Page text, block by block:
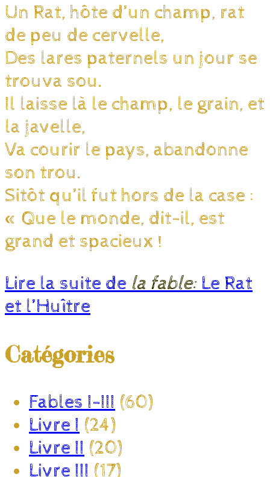
Un Rat, hôte d’un champ, rat
de peu de cervelle,
Des lares paternels un jour se
trouva sou.
Il laisse là le champ, le grain, et
la javelle,
Va courir le pays, abandonne
son trou.
Sitôt qu’il fut hors de la case :
« Que le monde, dit-il, est
grand et spacieux !
Lire la suite de la fable: Le Rat
et l’Huître
Catégories
Fables I-III (60)
Livre I (24)
Livre II (20)
Livre III (17)